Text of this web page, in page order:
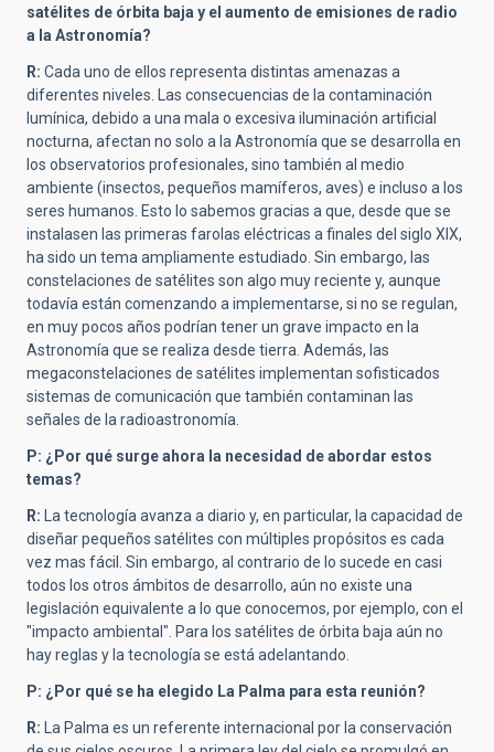
satélites de órbita baja y el aumento de emisiones de radio
a la Astronomía?
R: Cada uno de ellos representa distintas amenazas a
diferentes niveles. Las consecuencias de la contaminación
lumínica, debido a una mala o excesiva iluminación artificial
nocturna, afectan no solo a la Astronomía que se desarrolla en
los observatorios profesionales, sino también al medio
ambiente (insectos, pequeños mamíferos, aves) e incluso a los
seres humanos. Esto lo sabemos gracias a que, desde que se
instalasen las primeras farolas eléctricas a finales del siglo XIX,
ha sido un tema ampliamente estudiado. Sin embargo, las
constelaciones de satélites son algo muy reciente y, aunque
todavía están comenzando a implementarse, si no se regulan,
en muy pocos años podrían tener un grave impacto en la
Astronomía que se realiza desde tierra. Además, las
megaconstelaciones de satélites implementan sofisticados
sistemas de comunicación que también contaminan las
señales de la radioastronomía.
P: ¿Por qué surge ahora la necesidad de abordar estos
temas?
R: La tecnología avanza a diario y, en particular, la capacidad de
diseñar pequeños satélites con múltiples propósitos es cada
vez mas fácil. Sin embargo, al contrario de lo sucede en casi
todos los otros ámbitos de desarrollo, aún no existe una
legislación equivalente a lo que conocemos, por ejemplo, con el
"impacto ambiental". Para los satélites de órbita baja aún no
hay reglas y la tecnología se está adelantando.
P: ¿Por qué se ha elegido La Palma para esta reunión?
R: La Palma es un referente internacional por la conservación